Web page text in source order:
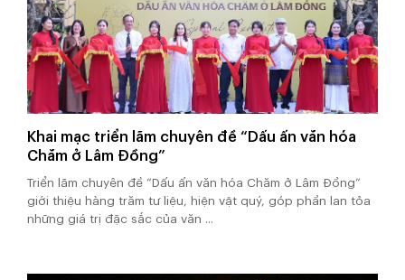
Khai mạc triển lãm chuyên đề “Dấu ấn văn hóa
Chăm ở Lâm Đồng”
Triển lãm chuyên đề “Dấu ấn văn hóa Chăm ở Lâm Đồng”
giới thiệu hàng trăm tư liệu, hiện vật quý, góp phần lan tỏa
những giá trị đặc sắc của văn ...